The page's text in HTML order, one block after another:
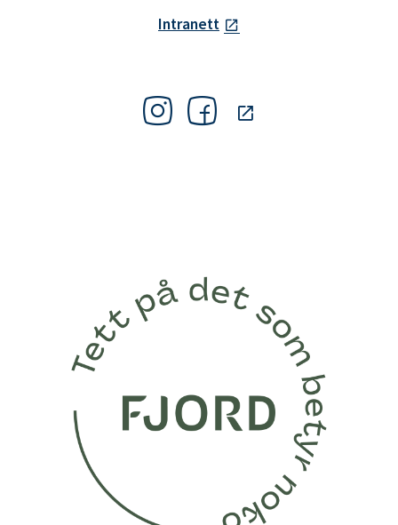
Intranett